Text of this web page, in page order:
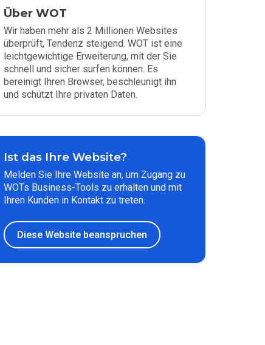
Über WOT
Wir haben mehr als 2 Millionen Websites
überprüft, Tendenz steigend. WOT ist eine
leichtgewichtige Erweiterung, mit der Sie
schnell und sicher surfen können. Es
bereinigt Ihren Browser, beschleunigt ihn
und schützt Ihre privaten Daten.
Ist das Ihre Website?
Melden Sie Ihre Website an, um Zugang zu
WOTs Business-Tools zu erhalten und mit
Ihren Kunden in Kontakt zu treten.
Diese Website beanspruchen